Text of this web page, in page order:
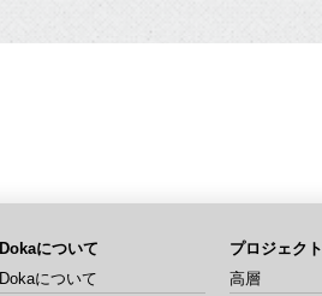
Dokaについて
Dokaについて
プロジェクト
高層